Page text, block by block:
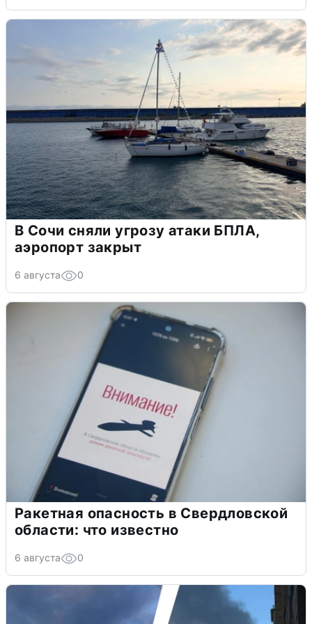
В Сочи сняли угрозу атаки БПЛА,
аэропорт закрыт
6 августа 0
Ракетная опасность в Свердловской
области: что известно
6 августа 0